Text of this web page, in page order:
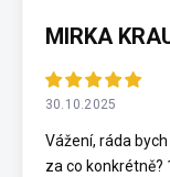
MIRKA
30.10.2025
Vážení, ráda
za co konkrétně?